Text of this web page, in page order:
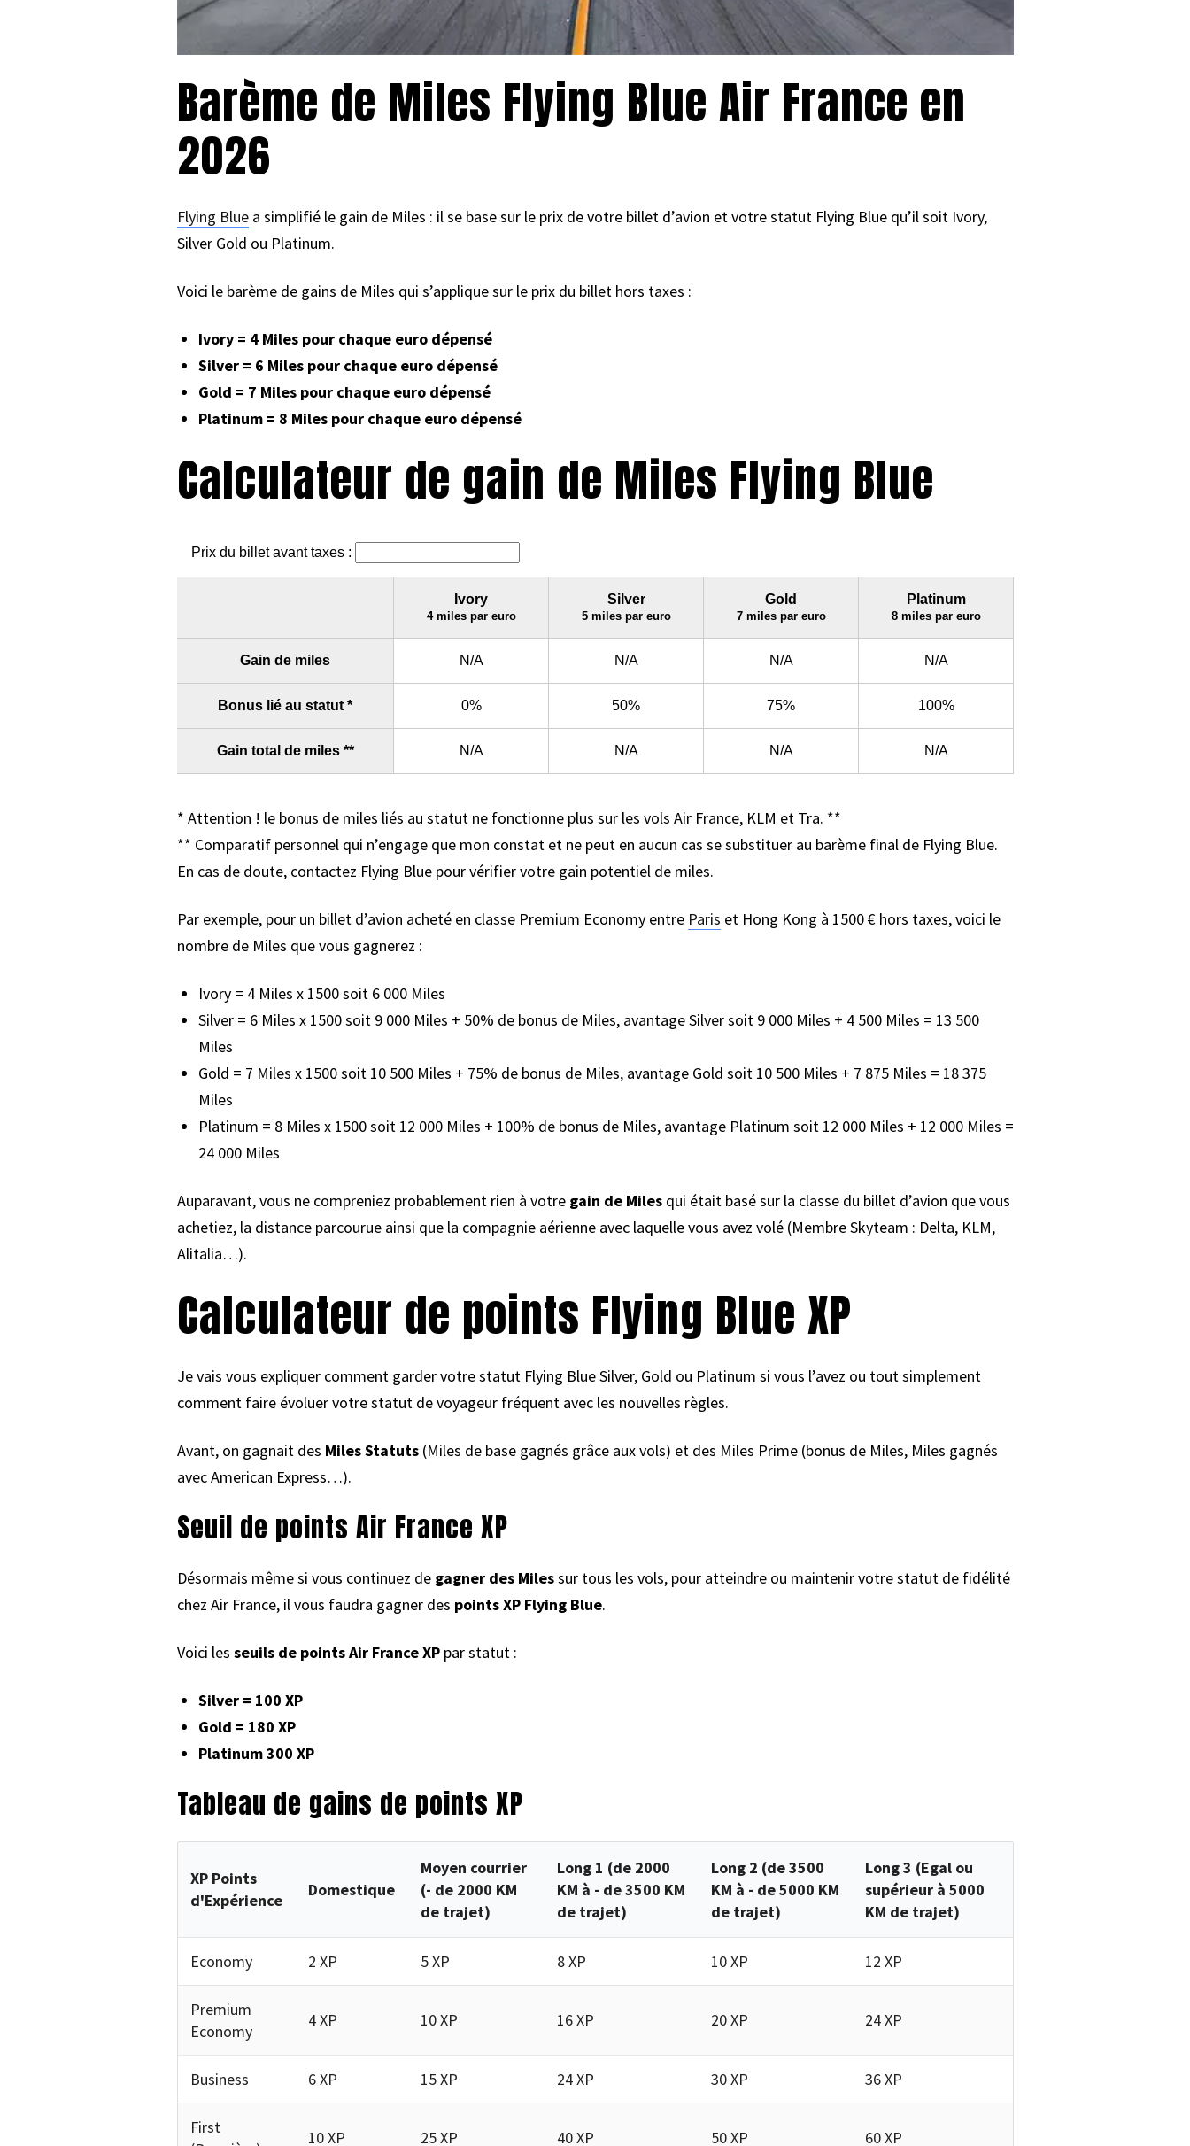
Barème de Miles Flying Blue Air France en
2026
Flying Bluea simplifié le gain de Miles : il se base sur le prix de votre billet d’avion et votre statut Flying Blue qu’il soit Ivory,
Silver Gold ou Platinum.
Voici le barème de gains de Miles qui s’applique sur le prix du billet hors taxes :
Ivory = 4 Miles pour chaque euro dépensé
Silver = 6 Miles pour chaque euro dépensé
Gold = 7 Miles pour chaque euro dépensé
Platinum = 8 Miles pour chaque euro dépensé
Calculateur de gain de Miles Flying Blue
* Attention ! le bonus de miles liés au statut ne fonctionne plus sur les vols Air France, KLM et Tra. **
** Comparatif personnel qui n’engage que mon constat et ne peut en aucun cas se substituer au barème final de Flying Blue.
En cas de doute, contactez Flying Blue pour vérifier votre gain potentiel de miles.
Par exemple, pour un billet d’avion acheté en classe Premium Economy entre Paris et Hong Kong à 1500 € hors taxes, voici le
nombre de Miles que vous gagnerez :
Ivory = 4 Miles x 1500 soit 6 000 Miles
Silver = 6 Miles x 1500 soit 9 000 Miles + 50% de bonus de Miles, avantage Silver soit 9 000 Miles + 4 500 Miles = 13 500
Miles
Gold = 7 Miles x 1500 soit 10 500 Miles + 75% de bonus de Miles, avantage Gold soit 10 500 Miles + 7 875 Miles = 18 375
Miles
Platinum = 8 Miles x 1500 soit 12 000 Miles + 100% de bonus de Miles, avantage Platinum soit 12 000 Miles + 12 000 Miles =
24 000 Miles
Auparavant, vous ne compreniez probablement rien à votre gain de Milesqui était basé sur la classe du billet d’avion que vous
achetiez, la distance parcourue ainsi que la compagnie aérienne avec laquelle vous avez volé (Membre Skyteam : Delta, KLM,
Alitalia…).
Calculateur de points Flying Blue XP
Je vais vous expliquer comment garder votre statut Flying Blue Silver, Gold ou Platinum si vous l’avez ou tout simplement
comment faire évoluer votre statut de voyageur fréquent avec les nouvelles règles.
Avant, on gagnait des Miles Statuts(Miles de base gagnés grâce aux vols) et des Miles Prime (bonus de Miles, Miles gagnés
avec American Express…).
Seuil de points Air France XP
Désormais même si vous continuez de gagner des Milessur tous les vols, pour atteindre ou maintenir votre statut de fidélité
chez Air France, il vous faudra gagner des points XP Flying Blue.
Voici les seuils de points Air France XPpar statut :
Silver = 100 XP
Gold = 180 XP
Platinum 300 XP
Tableau de gains de points XP
XP Points
d'Expérience
Domestique
Moyen courrier
(- de 2000 KM
de trajet)
Long 1 (de 2000
KM à - de 3500 KM
de trajet)
Long 2 (de 3500
KM à - de 5000 KM
de trajet)
Long 3 (Egal ou
supérieur à 5000
KM de trajet)
Economy 2 XP 5 XP 8 XP 10 XP 12 XP
Premium
Economy
4 XP 10 XP 16 XP 20 XP 24 XP
Business 6 XP 15 XP 24 XP 30 XP 36 XP
First
10 XP 25 XP 40 XP 50 XP 60 XP